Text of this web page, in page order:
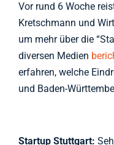
Vor rund 6 Woche
Kretschmann und
um mehr über die
diversen Medien
erfahren, welche
und Baden-
Startup Stuttgart: